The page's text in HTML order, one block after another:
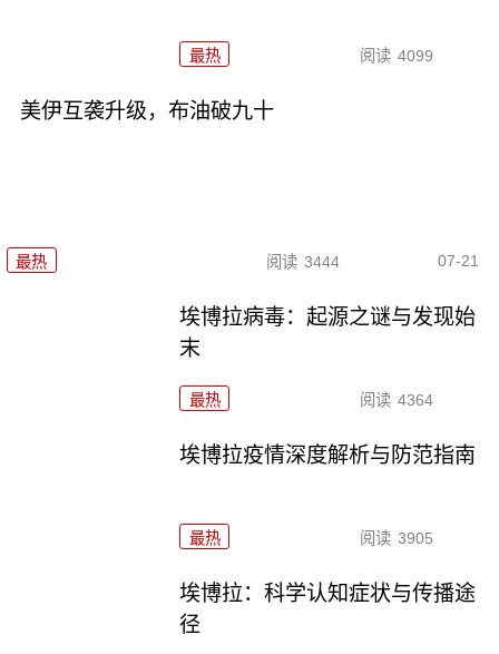
最热 阅读 4099
美伊互袭升级，布油破九十
最热 阅读 3444 07-21
埃博拉病毒：起源之谜与发现始
末
最热 阅读 4364
埃博拉疫情深度解析与防范指南
最热 阅读 3905
埃博拉：科学认知症状与传播途
径